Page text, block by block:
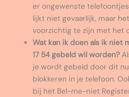
er ongewenste
lijkt niet gevaarlijk, maar
voorzichtig te zijn met het
Wat kan ik doen als ik niet
17 54 gebeld wil worden?
je wordt gebeld door dit
blokkeren in je telefoon.
bij het Bel-me-niet